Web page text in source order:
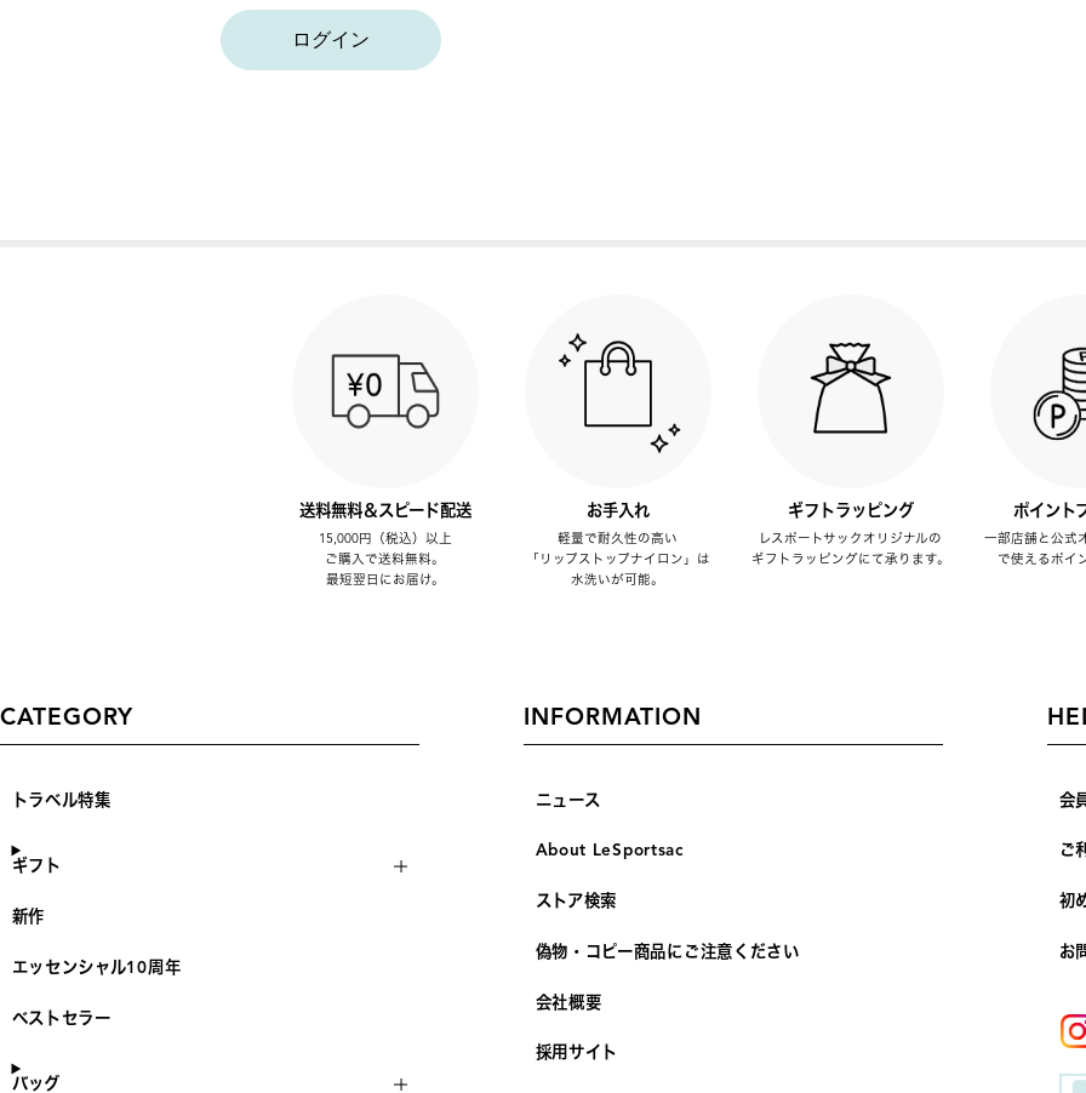
ログイン
送料無料＆スピード配送
15,000円（税込）以上
ご購入で送料無料。
最短翌日にお届け。
お手入れ
軽量で耐久性の高い
「リップストップナイロン」は
水洗いが可能。
ギフトラッピング
レスポートサックオリジナルの
ギフトラッピングにて承ります。
ポイント
一部店舗と公式
で使えるポイ
CATEGORY
トラベル特集
ギフト
新作
エッセンシャル10周年
ベストセラー
バッグ
INFORMATION
ニュース
About LeSportsac
ストア検索
偽物・コピー商品にご注意ください
会社概要
採用サイト
会
ご
初
お